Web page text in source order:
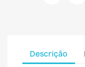
Descrição